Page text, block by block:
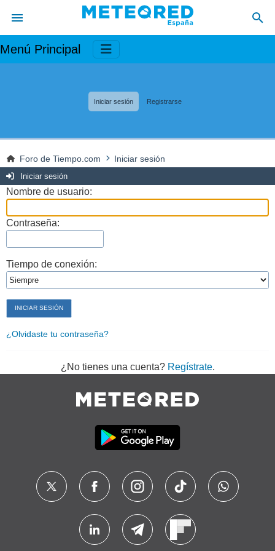
Menú Principal
Iniciar sesión Registrarse
Foro de Tiempo.com Iniciar sesión
Iniciar sesión
Nombre de usuario:
Contraseña:
Tiempo de conexión:
¿Olvidaste tu contraseña?
¿No tienes una cuenta? Regístrate.